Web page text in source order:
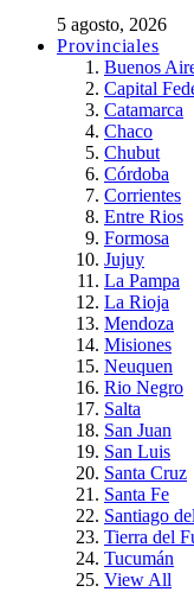
5 agosto, 2026
Provinciales
Buenos
Capital
Catamarca
Chaco
Chubut
Córdoba
Corrientes
Entre Rios
Formosa
Jujuy
La Pampa
La Rioja
Mendoza
Misiones
Neuquen
Rio Negro
Salta
San Juan
San Luis
Santa Cruz
Santa Fe
Santiago
Tierra del
Tucumán
View All